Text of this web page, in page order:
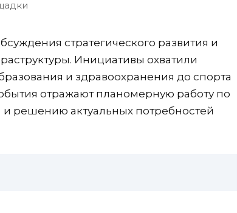
стратегического развития и
Инициативы охватили
и здравоохранения до спорта
отражают планомерную работу по
решению актуальных потребностей